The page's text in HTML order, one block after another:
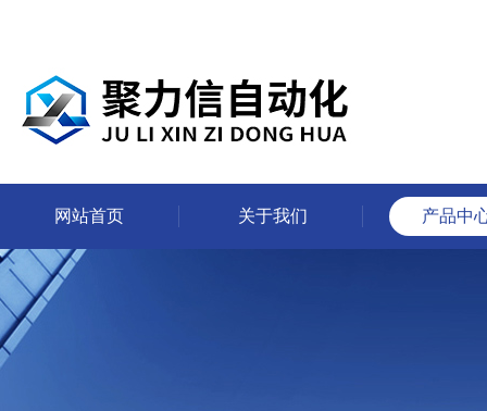
网站首页 关于我们 产品中